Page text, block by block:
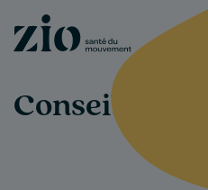
Conseils-santé